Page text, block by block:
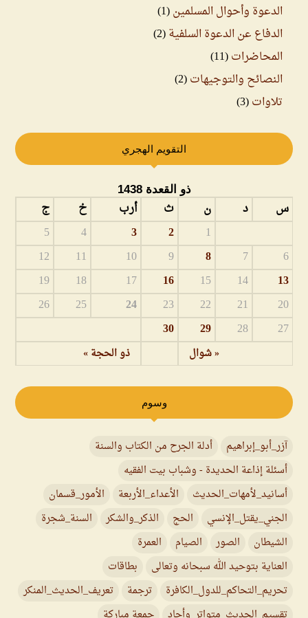
الدعوة وأحوال المسلمين(1)
الدفاع عن الدعوة السلفية(2)
المحاضرات(11)
النصائح والتوجيهات(2)
تلاوات(3)
التقويم الهجري
ذو القعدة 1438
س د ن ث أرب خ ج
« شوال ذو الحجة »
1
2
3
4
5
6
7
8
9
10
11
12
13
14
15
16
17
18
19
20
21
22
23
24
25
26
27
28
29
30
وسوم
آزر_أبو_إبراهيم
أدلة الجرح من الكتاب والسنة
أسئلة إذاعة الحديدة - وشباب بيت الفقيه
أسانيد_لأمهات_الحديث
الأعداء_الأربعة
الأمور_قسمان
الجني_يقتل_الإنسي
الحج الذكر_والشكر
السنة_شجرة
الشيطان
الصور الصيام
العمرة
العناية بتوحيد الله سبحانه وتعالى
بطاقات
تحريم_التحاكم_للدول_الكافرة
ترجمة
تعريف_الحديث_المنكر